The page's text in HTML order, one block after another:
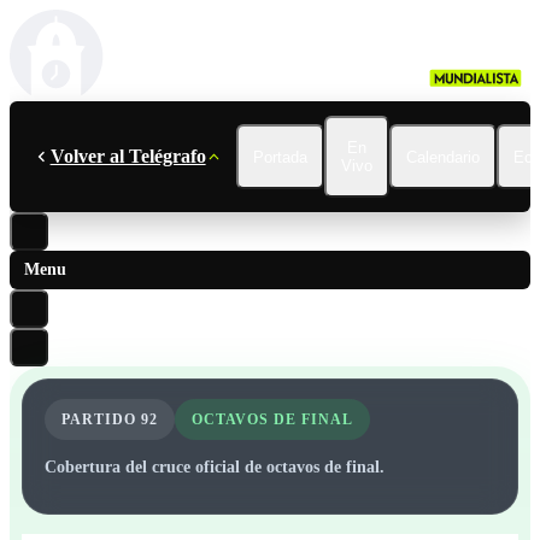
Volver al Telégrafo
Menu
PARTIDO 92 OCTAVOS DE FINAL
Cobertura del cruce oficial de octavos de final.